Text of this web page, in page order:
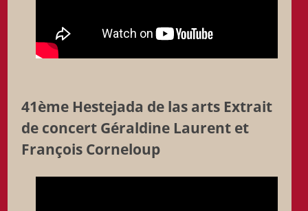
41ème Hestejada de las arts Extrait
de concert Géraldine Laurent et
François Corneloup